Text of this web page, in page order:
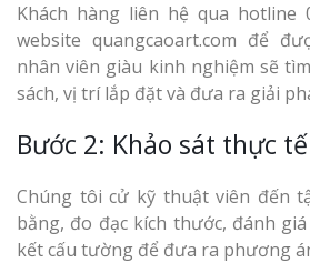
Khách hàng liên hệ qua hotline
website quangcaoart.com để
nhân viên giàu kinh nghiệm sẽ
sách, vị trí lắp đặt và đưa ra giải
Bước 2: Khảo sát thực tế
Chúng tôi cử kỹ thuật viên đến
bằng, đo đạc kích thước, đánh
kết cấu tường để đưa ra phương